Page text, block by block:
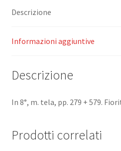
Descrizione
Informazioni aggiuntive
Descrizione
In 8°, m. tela, pp. 279 + 579.
Prodotti correlati